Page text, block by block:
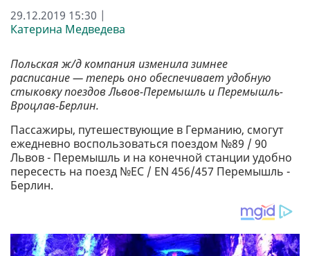
29.12.2019 15:30 |
Катерина Медведева
Польская ж/д компания изменила зимнее
расписание — теперь оно обеспечивает удобную
стыковку поездов Львов-Перемышль и Перемышль-
Вроцлав-Берлин.
Пассажиры, путешествующие в Германию, смогут
ежедневно воспользоваться поездом №89 / 90
Львов - Перемышль и на конечной станции удобно
пересесть на поезд №ЕС / EN 456/457 Перемышль -
Берлин.